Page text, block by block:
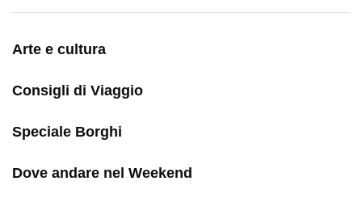
Arte e cultura
Consigli di Viaggio
Speciale Borghi
Dove andare nel Weekend